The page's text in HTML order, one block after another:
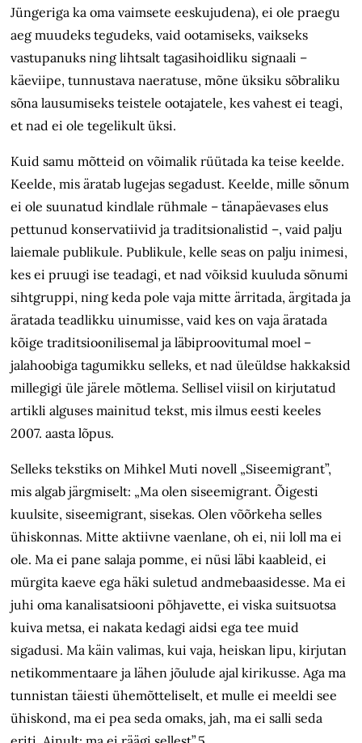
Jüngeriga ka oma vaimsete eeskujudena), ei ole praegu
aeg muudeks tegudeks, vaid ootamiseks, vaikseks
vastupanuks ning lihtsalt tagasihoidliku signaali –
käeviipe, tunnustava naeratuse, mõne üksiku sõbraliku
sõna lausumiseks teistele ootajatele, kes vahest ei teagi,
et nad ei ole tegelikult üksi.
Kuid samu mõtteid on võimalik rüütada ka teise keelde.
Keelde, mis äratab lugejas segadust. Keelde, mille sõnum
ei ole suunatud kindlale rühmale – tänapäevases elus
pettunud konservatiivid ja traditsionalistid –, vaid palju
laiemale publikule. Publikule, kelle seas on palju inimesi,
kes ei pruugi ise teadagi, et nad võiksid kuuluda sõnumi
sihtgruppi, ning keda pole vaja mitte ärritada, ärgitada ja
äratada teadlikku uinumisse, vaid kes on vaja äratada
kõige traditsioonilisemal ja läbiproovitumal moel –
jalahoobiga tagumikku selleks, et nad üleüldse hakkaksid
millegigi üle järele mõtlema. Sellisel viisil on kirjutatud
artikli alguses mainitud tekst, mis ilmus eesti keeles
2007. aasta lõpus.
Selleks tekstiks on Mihkel Muti novell „Sise­emigrant”,
mis algab järgmiselt: „Ma olen siseemigrant. Õigesti
kuulsite, siseemigrant, sisekas. Olen võõrkeha selles
ühiskonnas. Mitte aktiivne vaenlane, oh ei, nii loll ma ei
ole. Ma ei pane salaja pomme, ei nüsi läbi kaableid, ei
mürgita kaeve ega häki suletud andmebaasidesse. Ma ei
juhi oma kanalisatsiooni põhjavette, ei viska suitsuotsa
kuiva metsa, ei nakata kedagi aidsi ega tee muid
sigadusi. Ma käin valimas, kui vaja, heiskan lipu, kirjutan
netikommentaare ja lähen jõulude ajal kirikusse. Aga ma
tunnistan täiesti ühemõtteliselt, et mulle ei meeldi see
ühiskond, ma ei pea seda omaks, jah, ma ei salli seda